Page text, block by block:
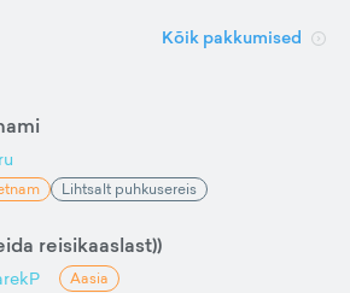
Kõik pakkumised
Lihtsalt puhkusereis
reisikaaslast))
Aasia